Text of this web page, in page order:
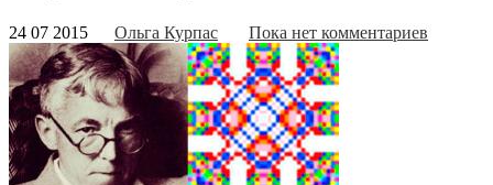
24 07 2015 Ольга Курпас Пока нет комментариев